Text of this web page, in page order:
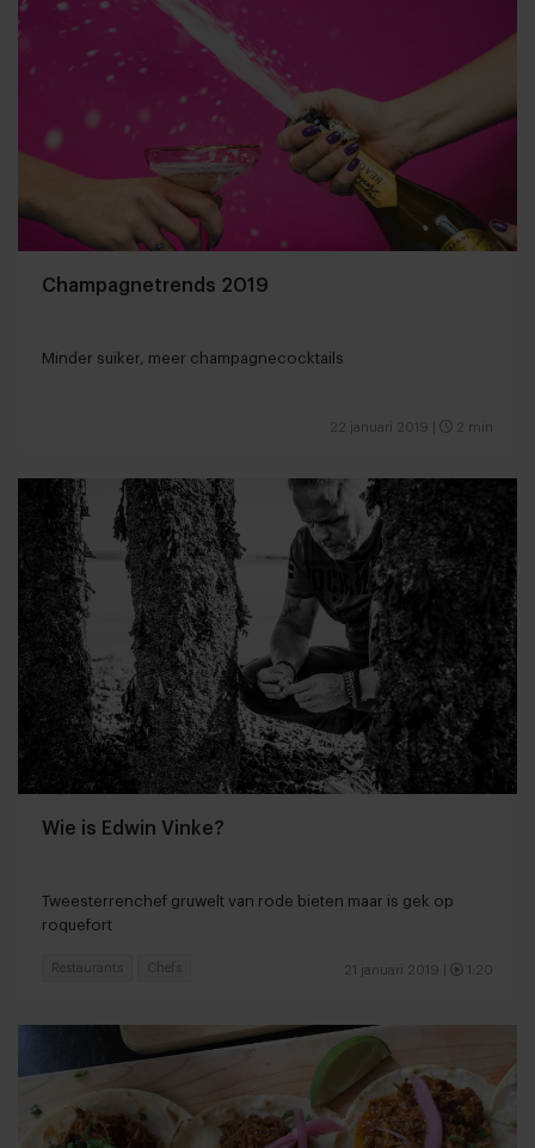
Champagnetrends 2019
Minder suiker, meer champagnecocktails
22 januari 2019 2 min
Wie is Edwin Vinke?
Tweesterrenchef gruwelt van rode bieten maar is gek op
roquefort
21 januari 2019 1:20
Restaurants Chefs